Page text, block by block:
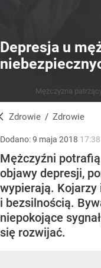
Depresja u
Mężczyzna
Zdrowie / Zdrowie
Dodano:9 maja 2018 17:38
Mężczyźni
objawy depresji,
wypierają. Kojarzy
i bezsilnością.
niepokojące
się rozwijać.